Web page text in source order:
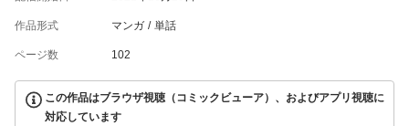
作品形式 マンガ 単話
ページ数 102
この作品はブラウザ視聴（コミックビューア）、およびアプリ視聴に
対応しています